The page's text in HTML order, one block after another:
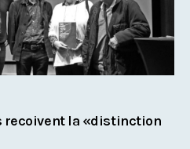
recoivent la «distinction